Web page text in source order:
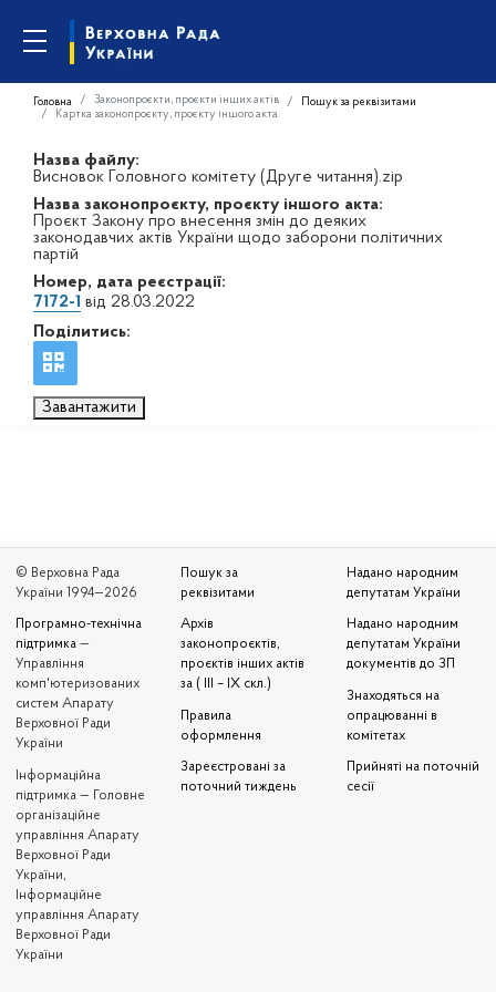
Головна Законопроєкти, проєкти інших актів
Пошук за реквізитами
Картка законопроєкту, проєкту іншого акта
Назва файлу:
Висновок Головного комітету (Друге читання).zip
Назва законопроєкту, проєкту іншого акта:
Проєкт Закону про внесення змін до деяких
законодавчих актів України щодо заборони політичних
партій
Номер, дата реєстрації:
7172-1 від 28.03.2022
Поділитись:
Завантажити
© Верховна Рада
України 1994—2026
Програмно-технічна
підтримка —
Управління
комп'ютеризованих
систем Апарату
Верховної Ради
України
Iнформаційна
підтримка — Головне
організаційне
управління Апарату
Верховної Ради
України,
Інформаційне
управління Апарату
Верховної Ради
України
Пошук за
реквізитами
Архів
законопроєктів,
проєктів інших актів
за ( III – IX скл.)
Правила
оформлення
Зареєстровані за
поточний тиждень
Надано народним
депутатам України
Надано народним
депутатам України
документів до ЗП
Знаходяться на
опрацюванні в
комітетах
Прийняті на поточній
сесії